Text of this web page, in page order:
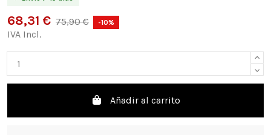
68,31 € 75,90 € -10%
IVA Incl.
Añadir al carrito